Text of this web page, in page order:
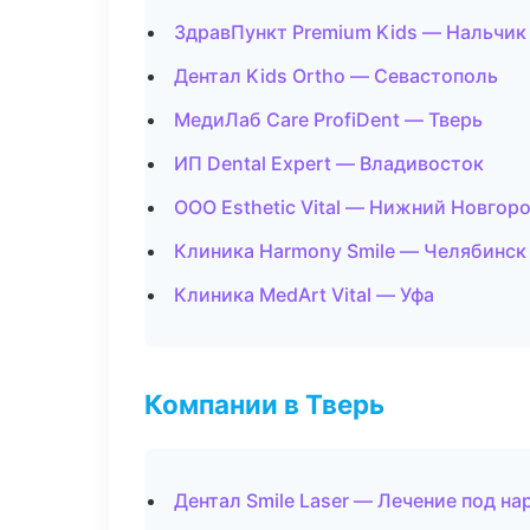
ЗдравПункт Premium Kids — Нальчик
Дентал Kids Ortho — Севастополь
МедиЛаб Care ProfiDent — Тверь
ИП Dental Expert — Владивосток
ООО Esthetic Vital — Нижний
Клиника Harmony Smile — Челябинск
Клиника MedArt Vital — Уфа
Компании в Тверь
Дентал Smile Laser — Лечение под